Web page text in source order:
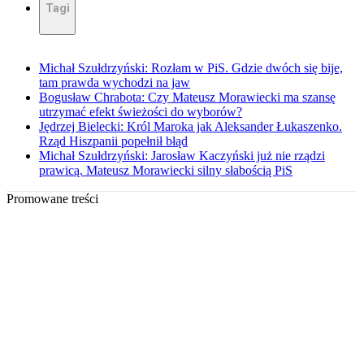
Tagi
Michał Szułdrzyński: Rozłam w PiS. Gdzie dwóch się bije,
tam prawda wychodzi na jaw
Bogusław Chrabota: Czy Mateusz Morawiecki ma szansę
utrzymać efekt świeżości do wyborów?
Jędrzej Bielecki: Król Maroka jak Aleksander Łukaszenko.
Rząd Hiszpanii popełnił błąd
Michał Szułdrzyński: Jarosław Kaczyński już nie rządzi
prawicą. Mateusz Morawiecki silny słabością PiS
Promowane treści